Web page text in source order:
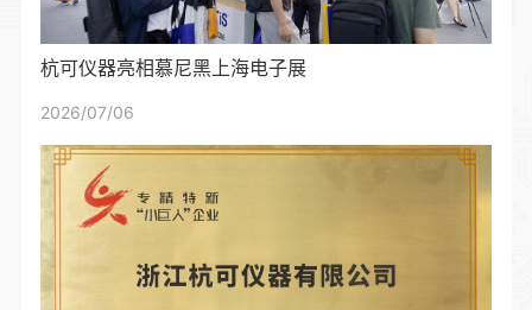
杭可仪器亮相慕尼黑上海电子展
2026/07/06